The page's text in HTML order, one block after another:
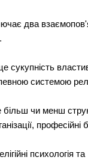
два
сукупність
системою
більш чи менш
психологія